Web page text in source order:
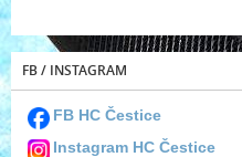
FB / INSTAGRAM
FB HC Čestice
Instagram HC Čestice